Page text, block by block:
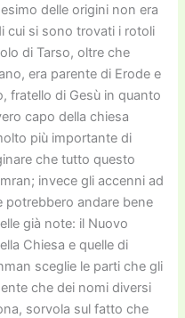
delle origini non era
cui si sono trovati i rotoli
di Tarso, oltre che
era parente di Erode e
fratello di Gesù in quanto
capo della chiesa
più importante di
che tutto questo
invece gli accenni ad
potrebbero andare bene
già note: il Nuovo
Chiesa e quelle di
sceglie le parti che gli
che dei nomi diversi
sorvola sul fatto che